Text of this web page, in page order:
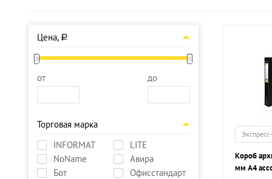
Цена, a
от до
Торговая марка
INFORMAT
LITE
NoName
Авира
Бот
Офисстандарт
Короб
мм А4